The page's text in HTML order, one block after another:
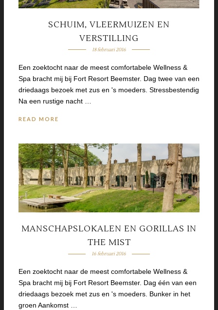
SCHUIM, VLEERMUIZEN EN
VERSTILLING
18 februari 2016
Een zoektocht naar de meest comfortabele Wellness &
Spa bracht mij bij Fort Resort Beemster. Dag twee van een
driedaags bezoek met zus en 's moeders. Stressbestendig
Na een rustige nacht …
READ MORE
MANSCHAPSLOKALEN EN GORILLAS IN
THE MIST
16 februari 2016
Een zoektocht naar de meest comfortabele Wellness &
Spa bracht mij bij Fort Resort Beemster. Dag één van een
driedaags bezoek met zus en 's moeders. Bunker in het
groen Aankomst …